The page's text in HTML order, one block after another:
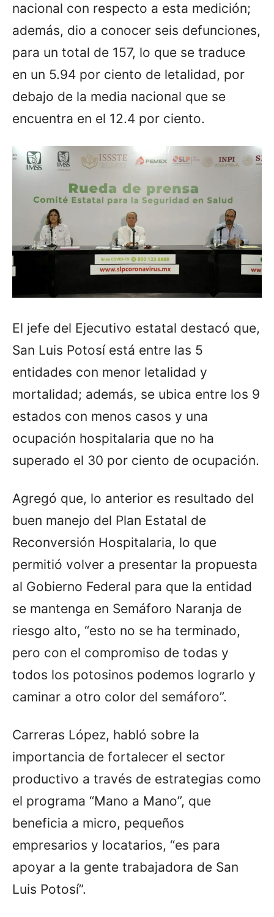
nacional con respecto a esta medición;
además, dio a conocer seis defunciones,
para un total de 157, lo que se traduce
en un 5.94 por ciento de letalidad, por
debajo de la media nacional que se
encuentra en el 12.4 por ciento.
El jefe del Ejecutivo estatal destacó que,
San Luis Potosí está entre las 5
entidades con menor letalidad y
mortalidad; además, se ubica entre los 9
estados con menos casos y una
ocupación hospitalaria que no ha
superado el 30 por ciento de ocupación.
Agregó que, lo anterior es resultado del
buen manejo del Plan Estatal de
Reconversión Hospitalaria, lo que
permitió volver a presentar la propuesta
al Gobierno Federal para que la entidad
se mantenga en Semáforo Naranja de
riesgo alto, “esto no se ha terminado,
pero con el compromiso de todas y
todos los potosinos podemos lograrlo y
caminar a otro color del semáforo”.
Carreras López, habló sobre la
importancia de fortalecer el sector
productivo a través de estrategias como
el programa “Mano a Mano”, que
beneficia a micro, pequeños
empresarios y locatarios, “es para
apoyar a la gente trabajadora de San
Luis Potosí”.